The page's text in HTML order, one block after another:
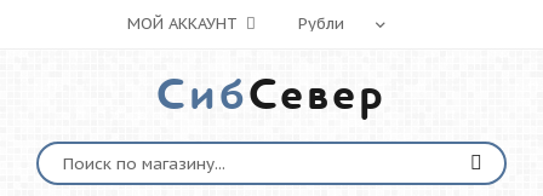
МОЙ АККАУНТ
СибСевер